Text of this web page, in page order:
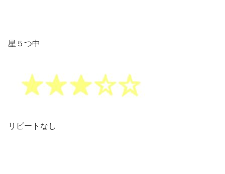
星５つ中
リピートなし